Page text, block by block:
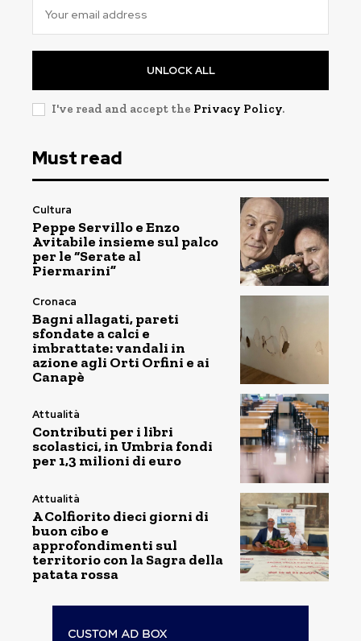
UNLOCK ALL
I've read and accept the Privacy Policy.
Must read
Cultura
Peppe Servillo e Enzo
Avitabile insieme sul palco
per le “Serate al
Piermarini”
Cronaca
Bagni allagati, pareti
sfondate a calci e
imbrattate: vandali in
azione agli Orti Orfini e ai
Canapè
Attualità
Contributi per i libri
scolastici, in Umbria fondi
per 1,3 milioni di euro
Attualità
A Colfiorito dieci giorni di
buon cibo e
approfondimenti sul
territorio con la Sagra della
patata rossa